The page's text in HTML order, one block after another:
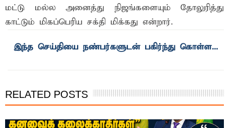
மட்டு மல்ல அனைத்து நிஜங்களையும் தோலுரித்து
காட்டும் மிகப்பெரிய சக்தி மிக்கது என்றார்.
RELATED POSTS